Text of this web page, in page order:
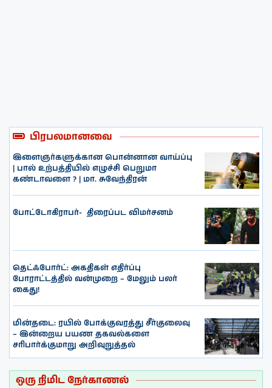
பிரபலமானவை
இளைஞர்களுக்கான பொன்னான வாய்ப்பு
| பால் உற்பத்தியில் எழுச்சி பெறுமா
கண்டாவளை ? | மா. சுவேந்திரன்
போட்டோகிராபர்- ‌ திரைப்பட விமர்சனம்
தெட்ஃபோர்ட்: அகதிகள் எதிர்ப்பு
போராட்டத்தில் வன்முறை – மேலும் பலர்
கைது!
மின்தடை: ரயில் போக்குவரத்து சீர்குலைவு
– இன்றைய பயண தகவல்களை
சரிபார்க்குமாறு அறிவுறுத்தல்
ஒரு நிமிட நேர்காணல்